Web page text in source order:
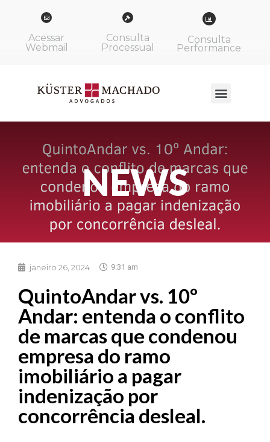
Acessar
Webmail
Consulta
Processual
Consulta
Performance
NEWS
janeiro 26, 2024 9:31 am
QuintoAndar vs. 10º
Andar: entenda o conflito
de marcas que condenou
empresa do ramo
imobiliário a pagar
indenização por
concorrência desleal.